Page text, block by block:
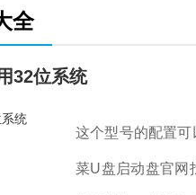
全
32位系统
这个型号的配置
菜U盘启动盘官网